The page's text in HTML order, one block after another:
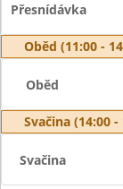
Přesnídávka
Oběd (11:00 -
Oběd
Svačina (14:00 -
Svačina